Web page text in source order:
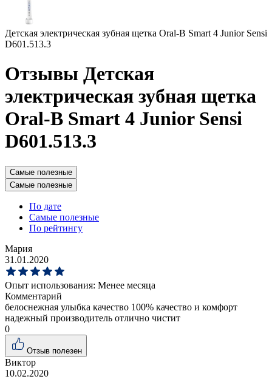
Детская электрическая зубная щетка Oral-B Smart 4 Junior Sensi
D601.513.3
Отзывы Детская
электрическая зубная щетка
Oral-B Smart 4 Junior Sensi
D601.513.3
Самые полезные
Самые полезные
По дате
Самые полезные
По рейтингу
Мария
31.01.2020
Опыт использования: Менее месяца
Комментарий
белоснежная улыбка качество 100% качество и комфорт
надежный производитель отлично чистит
0
Отзыв полезен
Виктор
10.02.2020